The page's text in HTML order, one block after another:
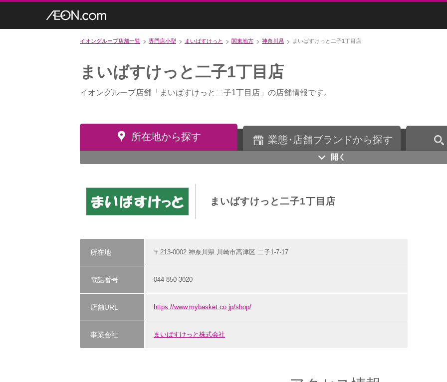
イオングループ店舗一覧 専門店小型 まいばすけっと 関東地方 神奈川県 まいばすけっと二子1丁目店
まいばすけっと二子1丁目店
イオングループ店舗「まいばすけっと二子1丁目店」の店舗情報です。
所在地から探す 業態・ 店舗ブランドから探す
開く
まいばすけっと二子1丁目店
所在地 〒213-0002 神奈川県 川崎市高津区 二子1-7-17
電話番号 044-850-3020
店舗URL https://www.mybasket.co.jp/shop/
事業会社 まいばすけっと株式会社